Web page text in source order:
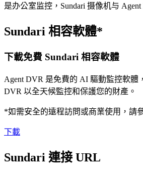
是办公室监控，Sundari 摄像机与
Sundari 相容軟體*
下載免費 Sundari 相容軟體
Agent DVR 是免費的 AI 驅動監控軟
DVR 以全天候監控和保護您的財產。
*如需安全的遠程訪問或商業使用，請
下載
Sundari 連接 URL